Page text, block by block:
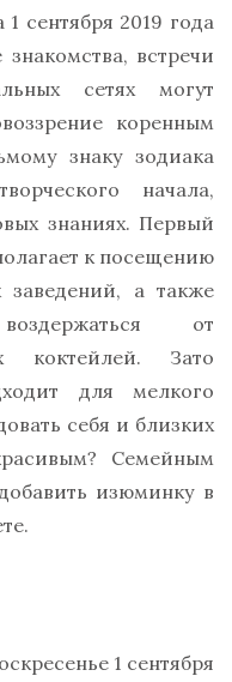
сентября 2019 года
встречи
сетях могут
коренным
знаку зодиака
начала,
знаниях. Первый
к посещению
заведений, а также
от
коктейлей. Зато
для мелкого
себя и близких
Семейным
изюминку в
1 сентября